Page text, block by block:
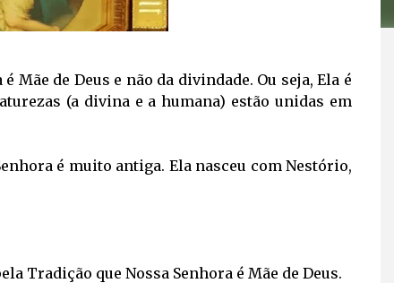
Mãe de Deus e não da divindade. Ou seja, Ela é
(a divina e a humana) estão unidas em
é muito antiga. Ela nasceu com Nestório,
Tradição que Nossa Senhora é Mãe de Deus.